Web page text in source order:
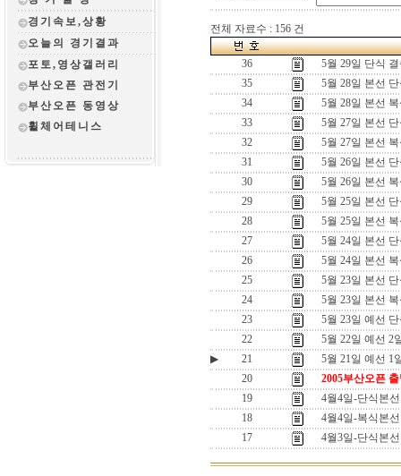
경기속보,상황
오늘의 경기결과
포토,영상갤러리
부산오픈 관전 기
부산오픈 동영상
휠체어테니스
전체 자료수 : 156 건
36
5월 29일 단식
35
5월 28일 본선
34
5월 28일 본선
33
5월 27일 본선
32
5월 27일 본선
31
5월 26일 본선
30
5월 26일 본선
29
5월 25일 본선
28
5월 25일 본선
27
5월 24일 본선
26
5월 24일 본선
25
5월 23일 본선
24
5월 23일 본선
23
5월 23일 예선
22
5월 22일 예선 2
▶
21
5월 21일 예선 1
20
2005부산오픈
19
4월4일-단식본
18
4월4일-복식본
17
4월3일-단식본